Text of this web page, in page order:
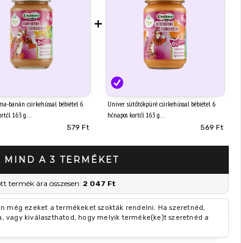
banán csirkehússal bébiétel 6
163 g
579 Ft
+
Univer sütőtökpüré csirkehússal bébiétel 6
hónapos kortól 163 g
569 Ft
MIND A 3 TERMÉKET
termék ára összesen: 2 047 Ft
még ezeket a termékeket szokták rendelni. Ha szeretnéd,
vagy kiválaszthatod, hogy melyik terméke(ke)t szeretnéd a